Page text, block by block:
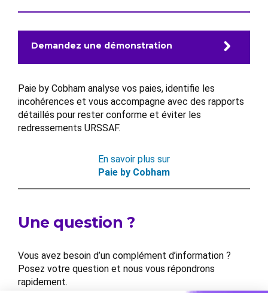
Demandez une démonstration
Paie by Cobham analyse vos paies, identifie les
incohérences et vous accompagne avec des rapports
détaillés pour rester conforme et éviter les
redressements URSSAF.
En savoir plus sur
Paie by Cobham
Une question ?
Vous avez besoin d’un complément d’information ?
Posez votre question et nous vous répondrons
rapidement.